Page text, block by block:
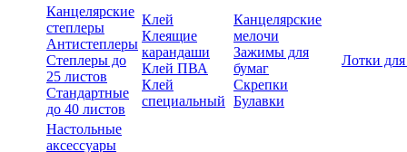
Канцелярские
степлеры
Антистеплеры
Степлеры до
25 листов
Стандартные
до 40 листов
Клей
Клеящие
карандаши
Клей ПВА
Клей
специальный
Канцелярские
мелочи
Зажимы для
бумаг
Скрепки
Булавки
Лотки
Настольные
аксессуары